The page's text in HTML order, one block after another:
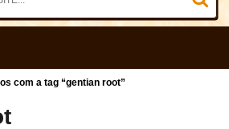
com a tag “gentian root”